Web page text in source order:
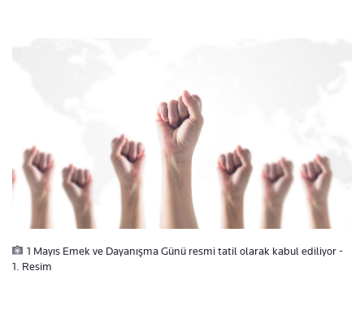
1 Mayıs Emek ve Dayanışma Günü resmi tatil olarak kabul ediliyor -
1. Resim